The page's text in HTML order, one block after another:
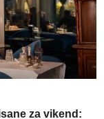
za vikend: